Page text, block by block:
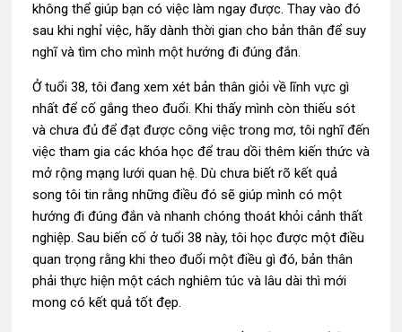
không thể giúp bạn có việc làm ngay được. Thay vào đó
sau khi nghỉ việc, hãy dành thời gian cho bản thân để suy
nghĩ và tìm cho mình một hướng đi đúng đắn.
Ở tuổi 38, tôi đang xem xét bản thân giỏi về lĩnh vực gì
nhất để cố gắng theo đuổi. Khi thấy mình còn thiếu sót
và chưa đủ để đạt được công việc trong mơ, tôi nghĩ đến
việc tham gia các khóa học để trau dồi thêm kiến thức và
mở rộng mạng lưới quan hệ. Dù chưa biết rõ kết quả
song tôi tin rằng những điều đó sẽ giúp mình có một
hướng đi đúng đắn và nhanh chóng thoát khỏi cảnh thất
nghiệp. Sau biến cố ở tuổi 38 này, tôi học được một điều
quan trọng rằng khi theo đuổi một điều gì đó, bản thân
phải thực hiện một cách nghiêm túc và lâu dài thì mới
mong có kết quả tốt đẹp.